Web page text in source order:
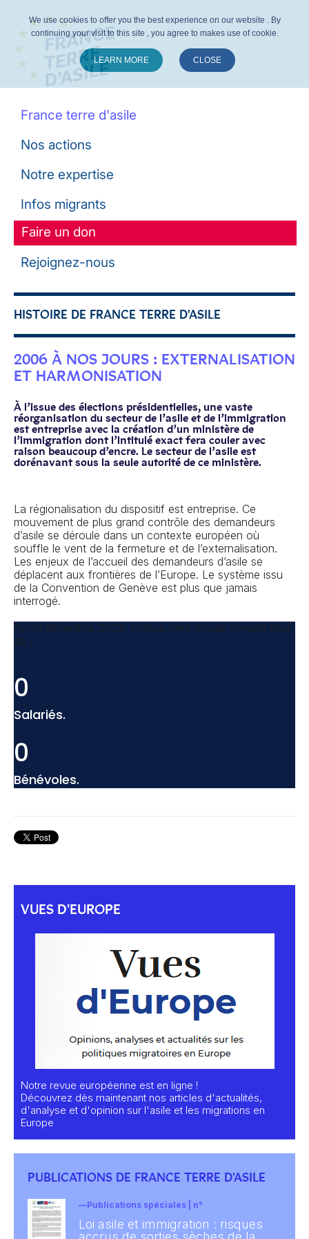
France terre d'asile
Nos actions
Notre expertise
Infos migrants
Faire un don
Rejoignez-nous
HISTOIRE DE FRANCE TERRE D'ASILE
2006 À NOS JOURS : EXTERNALISATION
ET HARMONISATION
À l’issue des élections présidentielles, une vaste
réorganisation du secteur de l’asile et de l’immigration
est entreprise avec la création d’un ministère de
l’immigration dont l’intitulé exact fera couler avec
raison beaucoup d’encre. Le secteur de l’asile est
dorénavant sous la seule autorité de ce ministère.
La régionalisation du dispositif est entreprise. Ce
mouvement de plus grand contrôle des demandeurs
d’asile se déroule dans un contexte européen où
souffle le vent de la fermeture et de l’externalisation.
Les enjeux de l’accueil des demandeurs d’asile se
déplacent aux frontières de l’Europe. Le système issu
de la Convention de Genève est plus que jamais
interrogé.
Au 31 décembre 2023, France terre d’asile compte plus
de :
0
Salariés.
0
Bénévoles.
VUES D'EUROPE
Notre revue européenne est en ligne !
Découvrez dès maintenant nos articles d'actualités,
d'analyse et d'opinion sur l'asile et les migrations en
Europe
PUBLICATIONS DE FRANCE TERRE D'ASILE
Publications spéciales | n°
Loi asile et immigration : risques
We use cookies to offer you the best experience on our website . By
continuing your visit to this site , you agree to makes use of cookie.
LEARN MORE CLOSE